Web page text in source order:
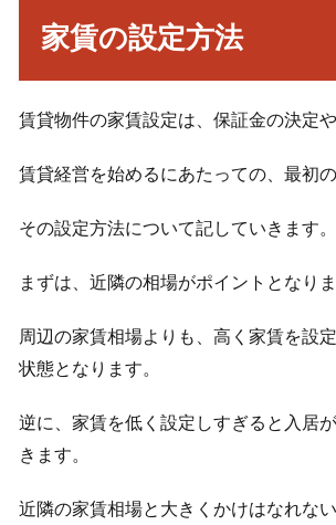
家賃の設定方法
賃貸物件の家賃設定は、保証金の決定
賃貸経営を始めるにあたっての、最初
その設定方法について記していきます。
まずは、近隣の相場がポイントとなりま
周辺の家賃相場よりも、高く家賃を設
状態となります。
逆に、家賃を低く設定しすぎると入居
きます。
近隣の家賃相場と大きくかけはなれな